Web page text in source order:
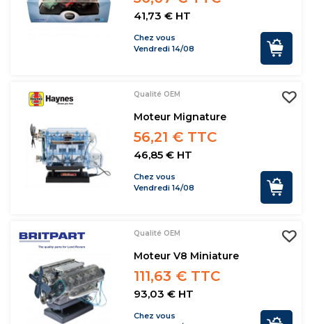
41,73 € HT
Chez vous
Vendredi 14/08
Qualité OEM
Moteur Mignature
56,21 € TTC
46,85 € HT
Chez vous
Vendredi 14/08
Qualité OEM
Moteur V8 Miniature
111,63 € TTC
93,03 € HT
Chez vous